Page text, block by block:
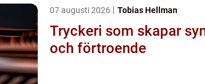
07 augusti 2026 Tobias Hellman
Tryckeri som skapar
och förtroende